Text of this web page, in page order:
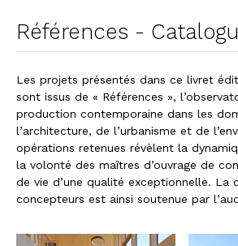
Références -
Les projets présentés dans ce livret
sont issus de « Références »,
production contemporaine dans les
l’architecture, de l’urbanisme et de
opérations retenues révèlent la
la volonté des maîtres d’ouvrage de
de vie d’une qualité exceptionnelle. La
concepteurs est ainsi soutenue par